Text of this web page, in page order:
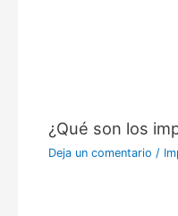
¿Qué son los
Deja un comentario /